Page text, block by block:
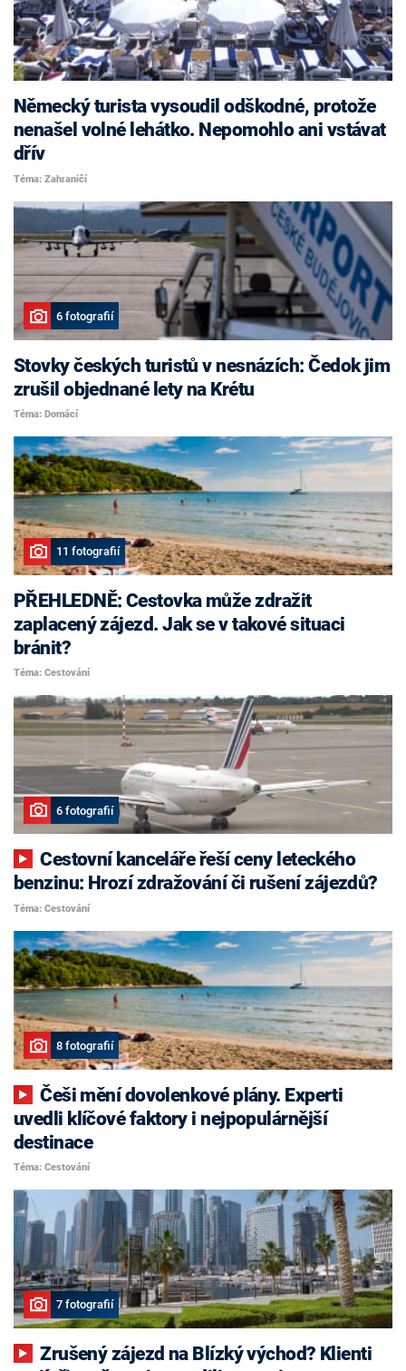
Německý turista vysoudil odškodné, protože
nenašel volné lehátko. Nepomohlo ani vstávat
dřív
Téma: Zahraničí
6 fotografií
Stovky českých turistů v nesnázích: Čedok jim
zrušil objednané lety na Krétu
Téma: Domácí
11 fotografií
PŘEHLEDNĚ: Cestovka může zdražit
zaplacený zájezd. Jak se v takové situaci
bránit?
Téma: Cestování
6 fotografií
Cestovní kanceláře řeší ceny leteckého
benzinu: Hrozí zdražování či rušení zájezdů?
Téma: Cestování
8 fotografií
Češi mění dovolenkové plány. Experti
uvedli klíčové faktory i nejpopulárnější
destinace
Téma: Cestování
7 fotografií
Zrušený zájezd na Blízký východ? Klienti